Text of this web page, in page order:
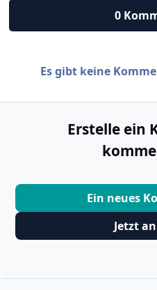
0
Es gibt keine
Erstelle ein
Ein neues
Jetzt